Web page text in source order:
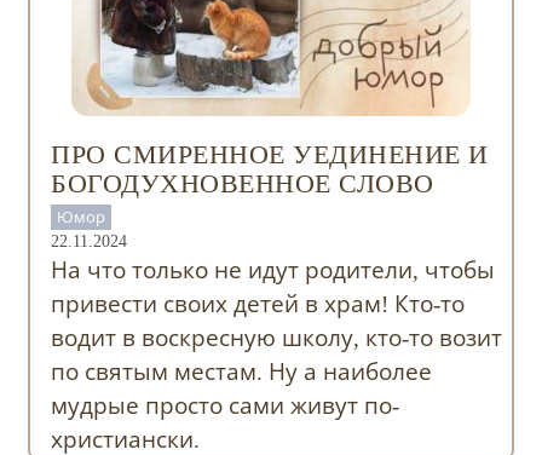
ПРО СМИРЕННОЕ УЕДИНЕНИЕ И
БОГОДУХНОВЕННОЕ СЛОВО
Юмор
22.11.2024
На что только не идут родители, чтобы
привести своих детей в храм! Кто-то
водит в воскресную школу, кто-то возит
по святым местам. Ну а наиболее
мудрые просто сами живут по-
христиански.